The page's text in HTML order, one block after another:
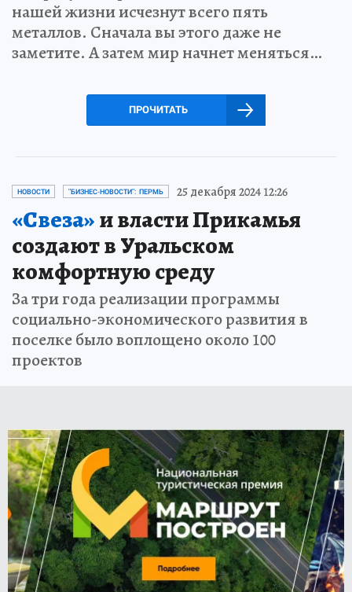
нашей жизни исчезнут всего пять
металлов. Сначала вы этого даже не
заметите. А затем мир начнет меняться…
ПРОЧИТАТЬ
НОВОСТИ "БИЗНЕС-НОВОСТИ": ПЕРМЬ 25 декабря 2024 12:26
«Свеза»и власти Прикамья
создают в Уральском
комфортную среду
За три года реализации программы
социально-экономического развития в
поселке было воплощено около 100
проектов